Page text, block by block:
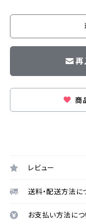
再
商
レビュー
送料・配送方法に
お支払い方法につ